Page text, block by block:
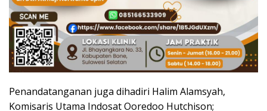
Penandatanganan juga dihadiri Halim Alamsyah,
Komisaris Utama Indosat Ooredoo Hutchison;